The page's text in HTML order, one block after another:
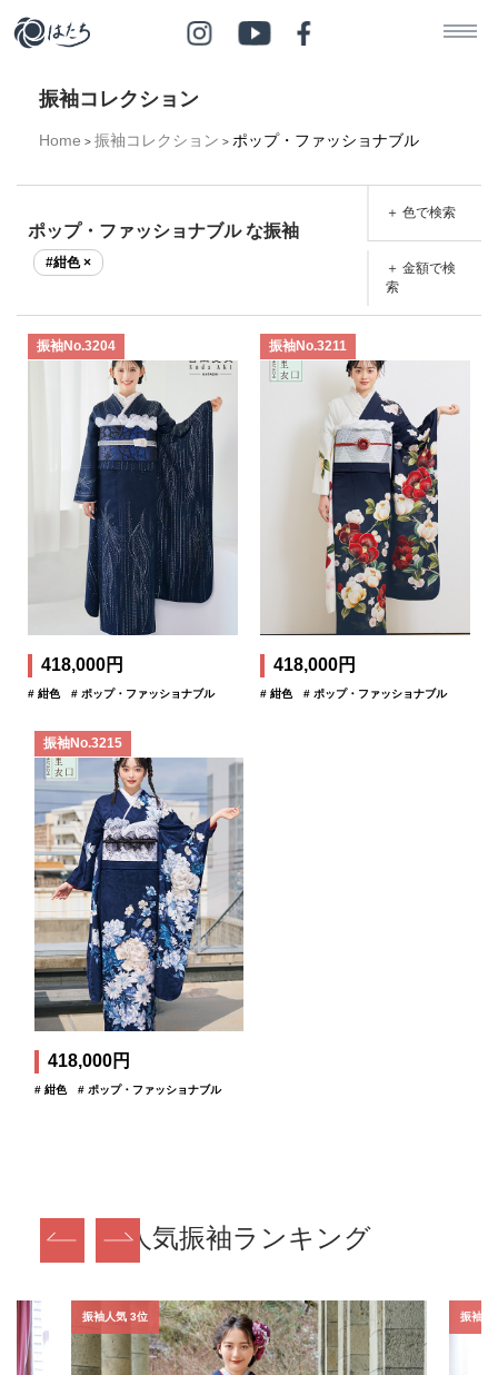
振袖コレクション
Home > 振袖コレクション > ポップ・ファッショナブル
ポップ・ファッショナブル な振袖
#紺色 ×
＋ 色で検索
＋ 金額で検
索
振袖No.3204
418,000円
# 紺色 # ポップ・ファッショナブル
振袖No.3211
418,000円
# 紺色 # ポップ・ファッショナブル
振袖No.3215
418,000円
# 紺色 # ポップ・ファッショナブル
人気振袖ランキング
振袖人気 3位 振袖人